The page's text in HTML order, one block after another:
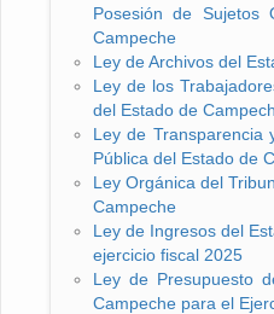
Posesión de Sujetos
Campeche
Ley de Archivos del
Ley de los
del Estado de
Ley de Transparencia
Pública del Estado de
Ley Orgánica del
Campeche
Ley de Ingresos del
ejercicio fiscal 2025
Ley de Presupuesto
Campeche para el